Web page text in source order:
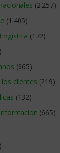
(2.257)
(1.405)
(172)
(865)
los clientes (219)
(132)
(665)